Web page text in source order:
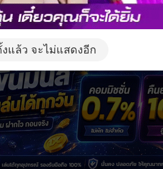
แล้ว จะไม่แสดงอีก